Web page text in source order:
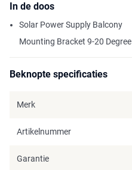
In de doos
Solar Power Supply Balcony
Mounting Bracket 9-20 Degree
Beknopte specificaties
Merk
Artikelnummer
Garantie